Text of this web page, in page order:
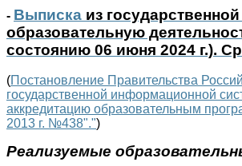
- Выписка из
образовательную
состоянию 06 июня 2024 г.).
(Постановление Правительства
государственной информационной
аккредитацию образовательным
2013 г. №438".")
Реализуемые